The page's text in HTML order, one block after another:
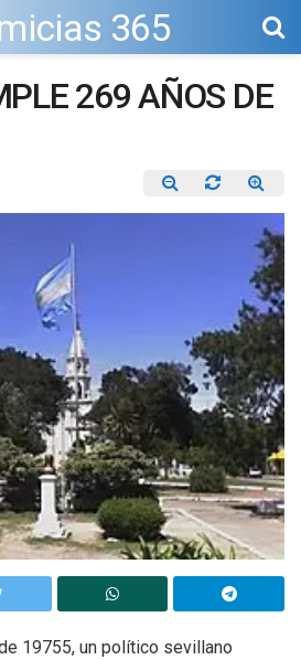
269 AÑOS DE
19755, un político sevillano